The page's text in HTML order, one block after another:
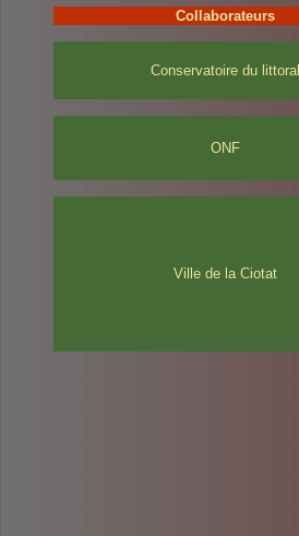
Collaborateurs
Conservatoire du littoral
ONF
Ville de la Ciotat